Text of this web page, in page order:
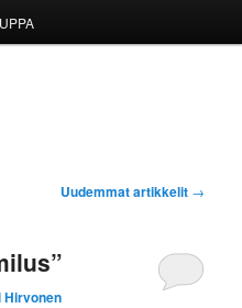
Uudemmat artikkelit →
Hirvonen